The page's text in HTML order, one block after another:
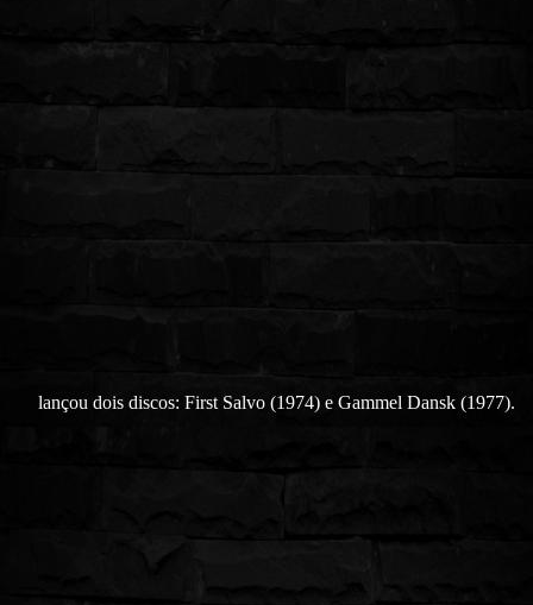
lançou dois discos: First Salvo (1974) e Gammel Dansk (1977).